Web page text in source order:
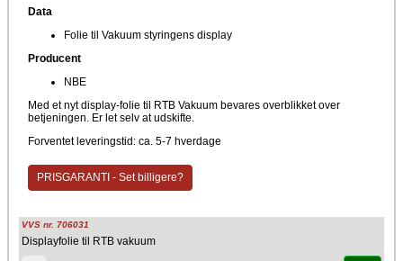
Data
Folie til Vakuum styringens display
Producent
NBE
Med et nyt display-folie til RTB Vakuum bevares overblikket over
betjeningen. Er let selv at udskifte.
Forventet leveringstid: ca. 5-7 hverdage
PRISGARANTI - Set billigere?
VVS nr. 706031
Displayfolie til RTB vakuum